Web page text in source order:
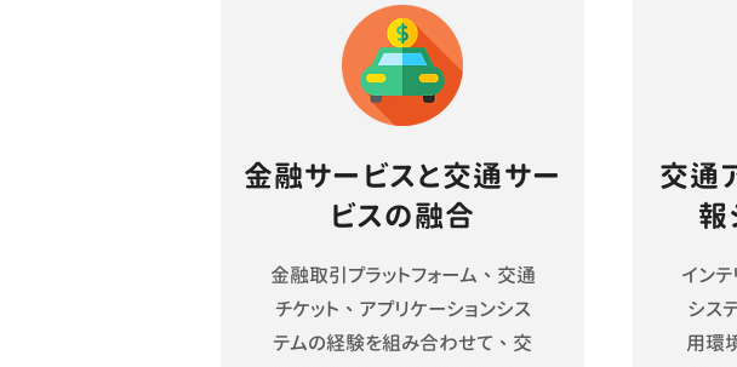
金融サービスと交通サー
ビスの融合
金融取引プラットフォーム、交通
チケット、アプリケーションシス
テムの経験を組み合わせて、交
交通
報
イン
シス
用環